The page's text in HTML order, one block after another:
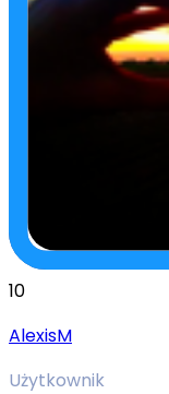
10
AlexisM
Użytkownik